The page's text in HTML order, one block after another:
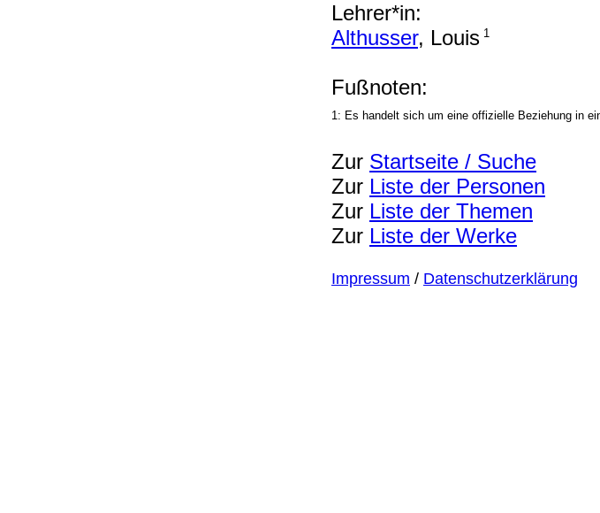
Lehrer*in:
Althusser, Louis 1
Fußnoten:
1: Es handelt sich um eine offizielle Beziehung in
Zur Startseite / Suche
Zur Liste der Personen
Zur Liste der Themen
Zur Liste der Werke
Impressum / Datenschutzerklärung